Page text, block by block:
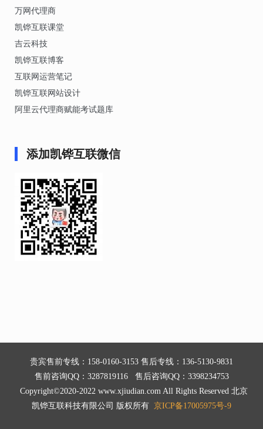
万网代理商
凯铧互联课堂
吉云科技
凯铧互联博客
互联网运营笔记
凯铧互联网站设计
阿里云代理商赋能考试题库
添加凯铧互联微信
贵宾售前专线：158-0160-3153 售后专线：136-5130-9831
售前咨询QQ：3287819116 售后咨询QQ：3398234753
Copyright©2020-2022 www.xjiudian.com All Rights Reserved 北京
凯铧互联科技有限公司 版权所有 京ICP备17005975号-9